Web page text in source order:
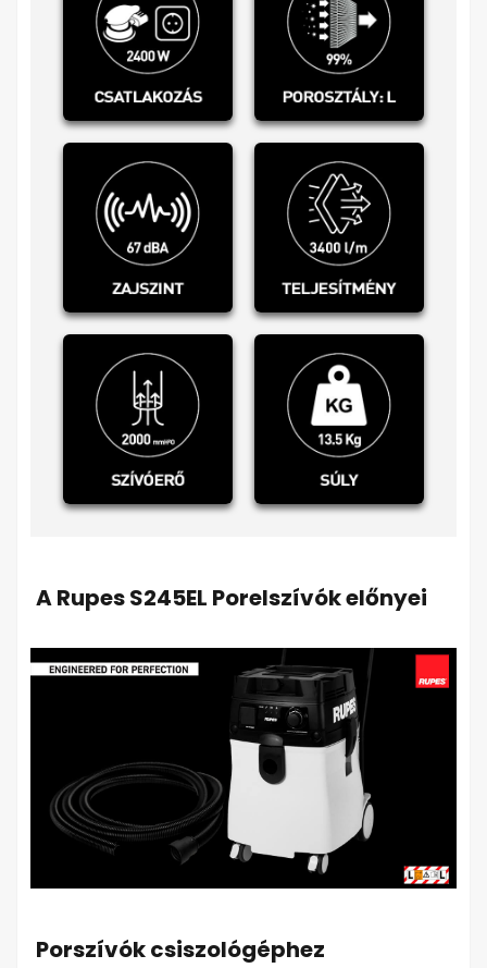
A Rupes S245EL Porelszívók előnyei
Porszívók csiszológéphez